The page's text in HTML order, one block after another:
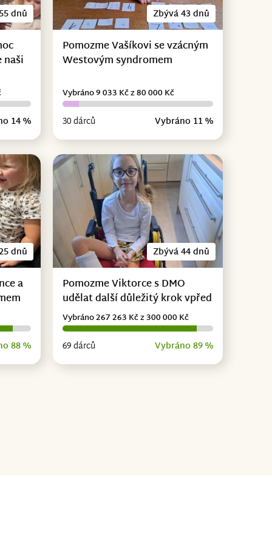
dnů
14 %
Zbývá 43 dnů
Pomozme Vašíkovi se vzácným
Westovým syndromem
30 dárců Vybráno 11 %
Vybráno 9 033 Kč z 80 000 Kč
dnů
a
88 %
Zbývá 44 dnů
Pomozme Viktorce s DMO
udělat další důležitý krok vpřed
69 dárců Vybráno 89 %
Vybráno 267 263 Kč z 300 000 Kč